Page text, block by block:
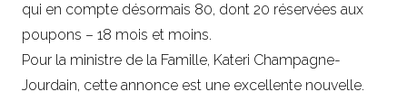
qui en compte désormais 80, dont 20 réservées aux
poupons – 18 mois et moins.
Pour la ministre de la Famille, Kateri Champagne-
Jourdain, cette annonce est une excellente nouvelle.